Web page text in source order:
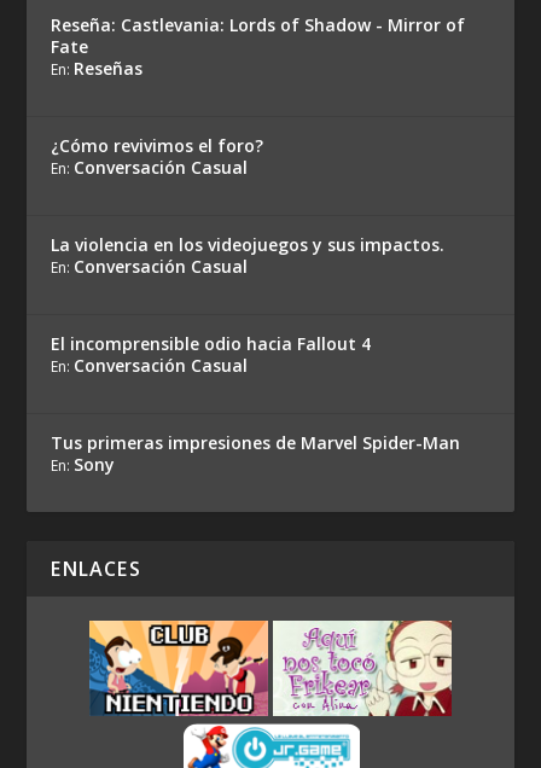
Reseña: Castlevania: Lords of Shadow - Mirror of
Fate
En: Reseñas
¿Cómo revivimos el foro?
En: Conversación Casual
La violencia en los videojuegos y sus impactos.
En: Conversación Casual
El incomprensible odio hacia Fallout 4
En: Conversación Casual
Tus primeras impresiones de Marvel Spider-Man
En: Sony
ENLACES